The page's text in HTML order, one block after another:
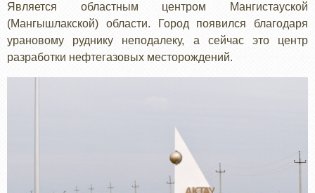
Является областным центром Мангистауской
(Мангышлакской) области. Город появился благодаря
урановому руднику неподалеку, а сейчас это центр
разработки нефтегазовых месторождений.